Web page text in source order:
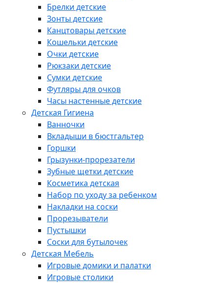
Брелки детские
Зонты детские
Канцтовары детские
Кошельки детские
Очки детские
Рюкзаки детские
Сумки детские
Футляры для очков
Часы настенные детские
Детская Гигиена
Ванночки
Вкладыши в бюстгальтер
Горшки
Грызунки-прорезатели
Зубные щетки детские
Косметика детская
Набор по уходу за ребенком
Накладки на соски
Прорезыватели
Пустышки
Соски для бутылочек
Детская Мебель
Игровые домики и палатки
Игровые столики